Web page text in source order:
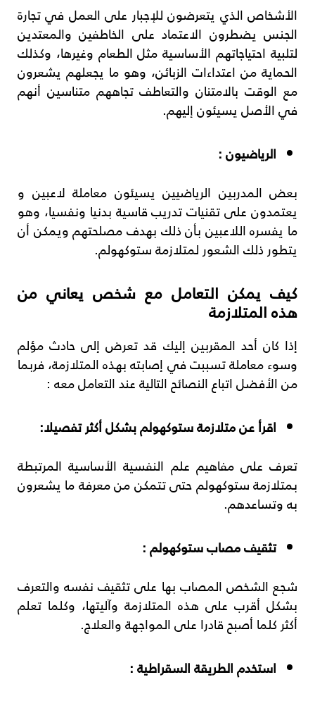
الأشخاص الذي يتعرضون للإجبار على العمل في تجارة
الجنس يضطرون الاعتماد على الخاطفين والمعتدين
لتلبية احتياجاتهم الأساسية مثل الطعام وغيرها، وكذلك
الحماية من اعتداءات الزبائن، وهو ما يجعلهم يشعرون
مع الوقت بالامتنان والتعاطف تجاههم متناسين أنهم
في الأصل يسيئون إليهم.
الرياضيون :
بعض المدربين الرياضيين يسيئون معاملة لاعبين و
يعتمدون على تقنيات تدريب قاسية بدنيا ونفسيا، وهو
ما يفسره اللاعبين بأن ذلك بهدف مصلحتهم ويمكن أن
يتطور ذلك الشعور لمتلازمة ستوكهولم.
كيف يمكن التعامل مع شخص يعاني من
هذه المتلازمة
إذا كان أحد المقربين إليك قد تعرض إلى حادث مؤلم
وسوء معاملة تسببت في إصابته بهذه المتلازمة، فربما
من الأفضل اتباع النصائح التالية عند التعامل معه :
اقرأ عن متلازمة ستوكهولم بشكل أكثر تفصيلا:
تعرف على مفاهيم علم النفسية الأساسية المرتبطة
بمتلازمة ستوكهولم حتى تتمكن من معرفة ما يشعرون
به وتساعدهم.
تثقيف مصاب ستوكهولم :
شجع الشخص المصاب بها على تثقيف نفسه والتعرف
بشكل أقرب على هذه المتلازمة وآليتها، وكلما تعلم
أكثر كلما أصبح قادرا على المواجهة والعلاج.
استخدم الطريقة السقراطية :